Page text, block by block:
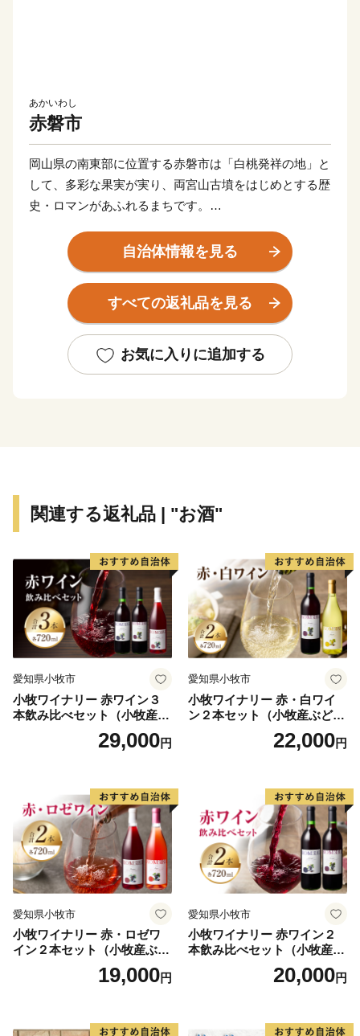
あかいわし
赤磐市
岡山県の南東部に位置する赤磐市は「白桃発祥の地」と
して、多彩な果実が実り、両宮山古墳をはじめとする歴
史・ロマンがあふれるまちです。
このすばらしい“ふるさと”を“未来”へつなぎ、すべての
人が健康で笑顔にあふれ、いきいきと暮らせるまちを創
りたい。こんな夢を実現するために、市民と行政が一体
となったまちづくりを推進しています。
皆さんの心にいつまでも残るふるさと赤磐市"への思
い。その思いを 赤磐ふるさと応援寄附金によってかた
自治体情報を見る
すべての返礼品を見る
お気に入りに追加する
関連する返礼品 | "お酒"
愛知県小牧市
小牧ワイナリー 赤ワイン３
本飲み比べセット（小牧産ぶ
どう100％使用）29,000円
愛知県小牧市
小牧ワイナリー 赤・白ワイ
ン２本セット（小牧産ぶどう
22,000円
愛知県小牧市
小牧ワイナリー 赤・ロゼワ
イン２本セット（小牧産ぶど
19,000円
愛知県小牧市
小牧ワイナリー 赤ワイン２
本飲み比べセット（小牧産ぶ
どう100％使用）20,000円